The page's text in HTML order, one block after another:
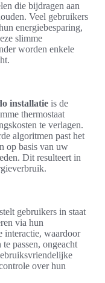
die bijdragen aan
Veel gebruikers
energiebesparing,
slimme
worden enkele
installatie is de
thermostaat
te verlagen.
algoritmen past het
op basis van uw
Dit resulteert in
gebruikers in staat
via hun
interactie, waardoor
passen, ongeacht
over hun